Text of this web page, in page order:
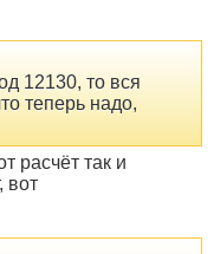
12130, то вся
теперь надо,
расчёт так и
вот